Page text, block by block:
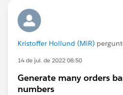
Kristoffer Hollund (MiR)
14 de jul. de 2022 08:50
Generate many orders
numbers